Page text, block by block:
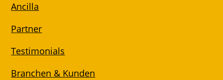
Ancilla
Partner
Testimonials
Branchen & Kunden